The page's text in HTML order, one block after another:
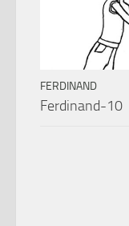
FERDINAND
Ferdinand-10